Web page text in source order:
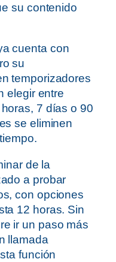
su contenido
cuenta con
su
temporizadores
elegir entre
7 días o 90
se eliminen
de la
a probar
con opciones
12 horas. Sin
ir un paso más
llamada
función